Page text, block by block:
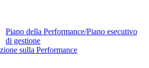
Piano della Performance/Piano esecutivo
di gestione
sulla Performance